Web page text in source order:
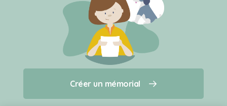
Créer un mémorial
Qui sommes-nous ?
Créer un mémorial